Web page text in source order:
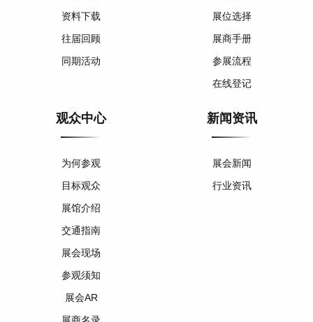
资料下载
往届回顾
同期活动
展位选择
展商手册
参展流程
在线登记
观众中心
为何参观
目标观众
展馆介绍
交通指南
展会现场
参观须知
展会AR
新闻资讯
展会新闻
行业资讯